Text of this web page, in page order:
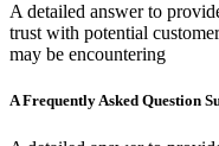
A detailed answer to
trust with potential
may be encountering
A Frequently Asked Question